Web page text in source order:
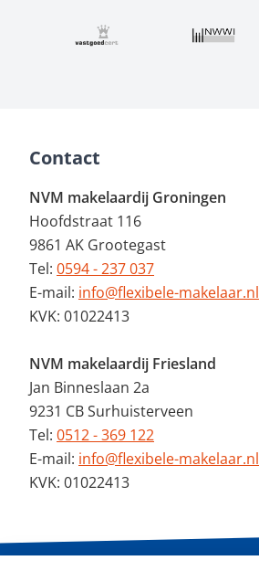
Contact
NVM makelaardij Groningen
Hoofdstraat 116
9861 AK Grootegast
Tel: 0594 - 237 037
E-mail: info@flexibele-makelaar.nl
KVK: 01022413
NVM makelaardij Friesland
Jan Binneslaan 2a
9231 CB Surhuisterveen
Tel: 0512 - 369 122
E-mail: info@flexibele-makelaar.nl
KVK: 01022413